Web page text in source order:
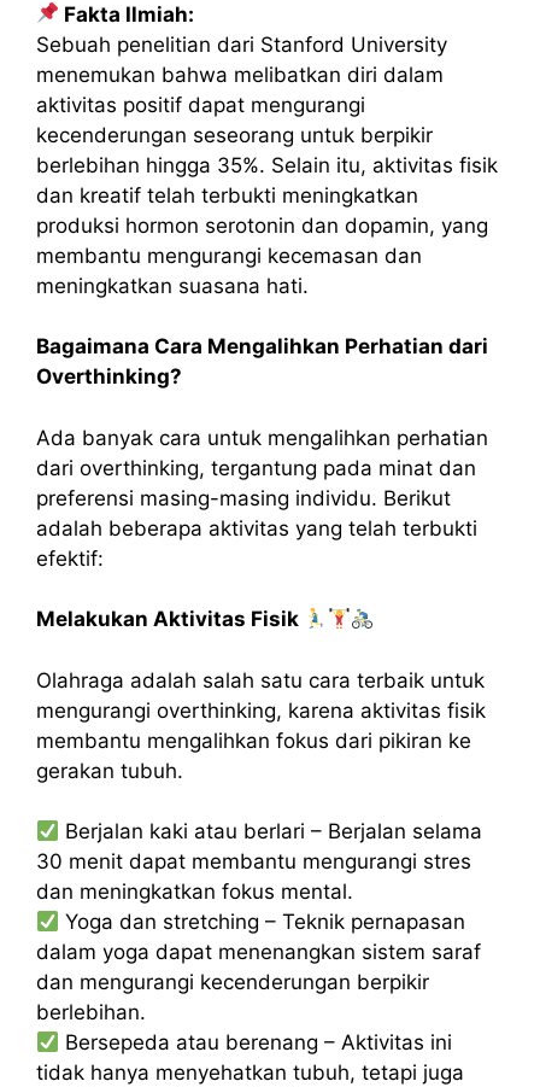
Fakta Ilmiah:
Sebuah penelitian dari Stanford University
menemukan bahwa melibatkan diri dalam
aktivitas positif dapat mengurangi
kecenderungan seseorang untuk berpikir
berlebihan hingga 35%. Selain itu, aktivitas fisik
dan kreatif telah terbukti meningkatkan
produksi hormon serotonin dan dopamin, yang
membantu mengurangi kecemasan dan
meningkatkan suasana hati.
Bagaimana Cara Mengalihkan Perhatian dari
Overthinking?
Ada banyak cara untuk mengalihkan perhatian
dari overthinking, tergantung pada minat dan
preferensi masing-masing individu. Berikut
adalah beberapa aktivitas yang telah terbukti
efektif:
Melakukan Aktivitas Fisik
Olahraga adalah salah satu cara terbaik untuk
mengurangi overthinking, karena aktivitas fisik
membantu mengalihkan fokus dari pikiran ke
gerakan tubuh.
Berjalan kaki atau berlari – Berjalan selama
30 menit dapat membantu mengurangi stres
dan meningkatkan fokus mental.
Yoga dan stretching – Teknik pernapasan
dalam yoga dapat menenangkan sistem saraf
dan mengurangi kecenderungan berpikir
berlebihan.
Bersepeda atau berenang – Aktivitas ini
tidak hanya menyehatkan tubuh, tetapi juga